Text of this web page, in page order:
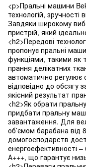
<p>Пральні машини
технологій, зручності
Завдяки широкому
пристрій, який
<h2>Передові
пропонує пральні
функціями, такими як
прання делікатних
автоматично регулює
відповідно до обсягу
якісний результат
<h2>Як обрати
придбати пральну
завантаження. Для
об’ємом барабана від
домогосподарств
енергоефективності
А+++, що гарантує